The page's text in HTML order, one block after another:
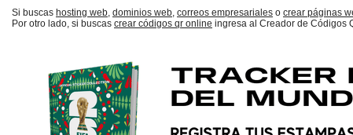
Si buscas hosting web, dominios web, correos empresariales o crear páginas
Por otro lado, si buscas crear códigos qr online ingresa al Creador de Códigos